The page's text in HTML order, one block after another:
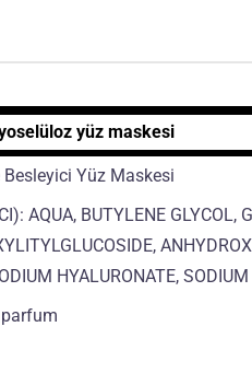
yüz maskesi
Yüz Maskesi
AQUA, BUTYLENE GLYCOL,
HYALURONATE,